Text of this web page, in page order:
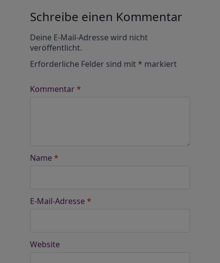
Schreibe einen Kommentar
Deine E-Mail-Adresse wird nicht
veröffentlicht.
Erforderliche Felder sind mit* markiert
Kommentar*
Name *
E-Mail-Adresse *
Website